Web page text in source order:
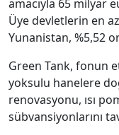
amacıyla 65 milyar
Üye devletlerin en
Yunanistan, %5,52
Green Tank, fonun
yoksulu hanelere
renovasyonu, ısı
sübvansiyonlarını